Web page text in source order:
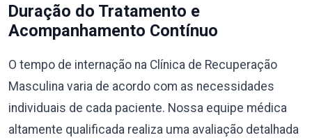
Duração do Tratamento e
Acompanhamento Contínuo
O tempo de internação na Clínica de Recuperação
Masculina varia de acordo com as necessidades
individuais de cada paciente. Nossa equipe médica
altamente qualificada realiza uma avaliação detalhada